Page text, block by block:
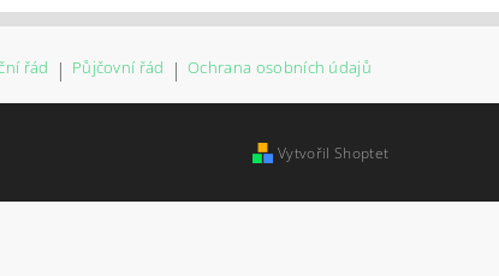
řád | Půjčovní řád | Ochrana osobních údajů
Vytvořil Shoptet